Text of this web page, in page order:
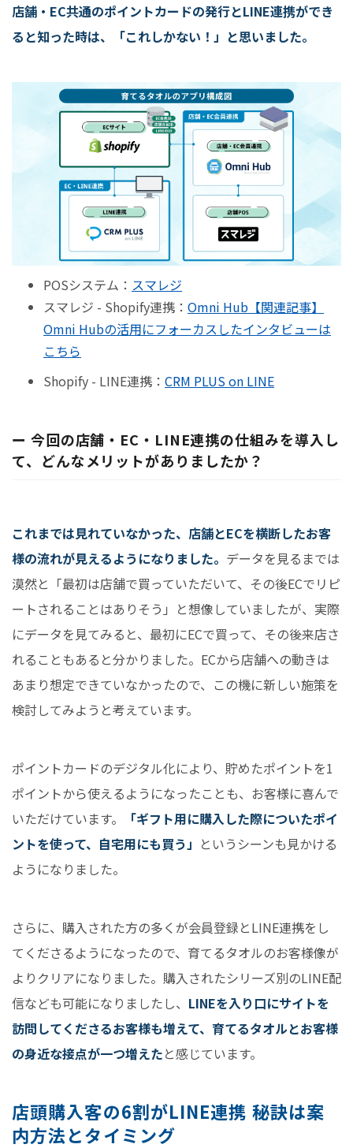
店舗・EC共通のポイントカードの発行とLINE連携ができ
ると知った時は、「これしかない！」と思いました。
POSシステム： スマレジ
スマレジ - Shopify連携： Omni Hub 【関連記事】
Omni Hubの活用にフォーカスしたインタビューは
こちら
Shopify - LINE連携： CRM PLUS on LINE
ー 今回の店舗・EC・LINE連携の仕組みを導入し
て、どんなメリットがありましたか？
これまでは見れていなかった、店舗とECを横断したお客
様の流れが見えるようになりました。 データを見るまでは
漠然と「最初は店舗で買っていただいて、その後ECでリピ
ートされることはありそう」と想像していましたが、実際
にデータを見てみると、最初にECで買って、その後来店さ
れることもあると分かりました。ECから店舗への動きは
あまり想定できていなかったので、この機に新しい施策を
検討してみようと考えています。
ポイントカードのデジタル化により、貯めたポイントを1
ポイントから使えるようになったことも、お客様に喜んで
いただけています。
「ギフト用に購入した際についたポイ
ントを使って、自宅用にも買う」 というシーンも見かける
ようになりました。
さらに、購入された方の多くが会員登録とLINE連携をし
てくださるようになったので、育てるタオルのお客様像が
よりクリアになりました。購入されたシリーズ別のLINE配
信なども可能になりましたし、 LINEを入り口にサイトを
訪問してくださるお客様も増えて、育てるタオルとお客様
の身近な接点が一つ増えたと感じています。
店頭購入客の6割がLINE連携 秘訣は案
内方法とタイミング